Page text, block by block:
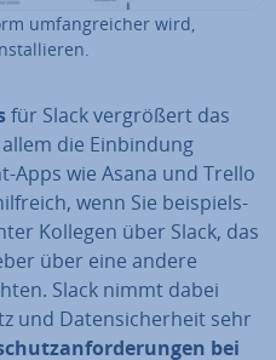
um­fang­rei­cher wird,
für Slack ver­grö­ßert das
die Ein­bin­dung
wie Asana und Trello
wenn Sie bei­spiels­
Kollegen über Slack, das
über eine andere
Slack nimmt dabei
und Da­ten­si­cher­heit sehr
bei